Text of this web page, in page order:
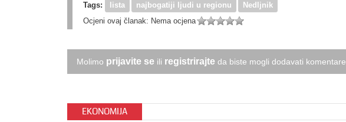
Tags:
lista najbogatiji ljudi u regionu
Nedljnik
Ocjeni ovaj članak: Nema ocjena
Molimo prijavite se ili registrirajte da biste mogli dodavati komentare.
EKONOMIJA